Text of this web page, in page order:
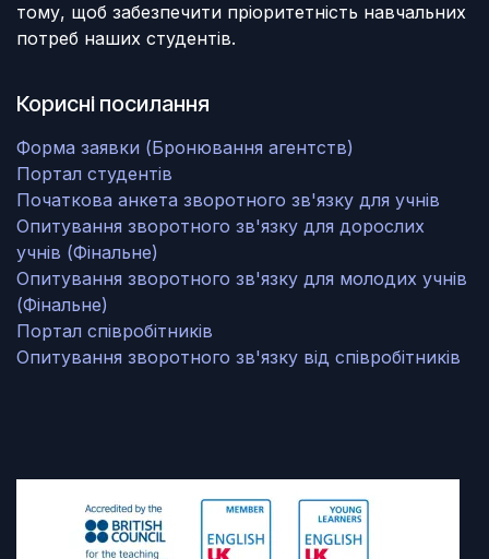
тому, щоб забезпечити пріоритетність навчальних
потреб наших студентів.
Корисні посилання
Форма заявки (Бронювання агентств)
Портал студентів
Початкова анкета зворотного зв'язку для учнів
Опитування зворотного зв'язку для дорослих
учнів (Фінальне)
Опитування зворотного зв'язку для молодих учнів
(Фінальне)
Портал співробітників
Опитування зворотного зв'язку від співробітників